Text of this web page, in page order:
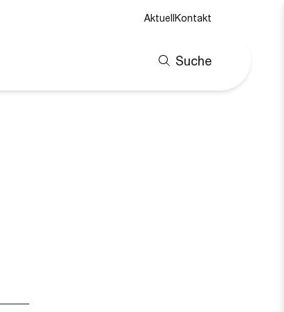
Suche
AktuellKontakt